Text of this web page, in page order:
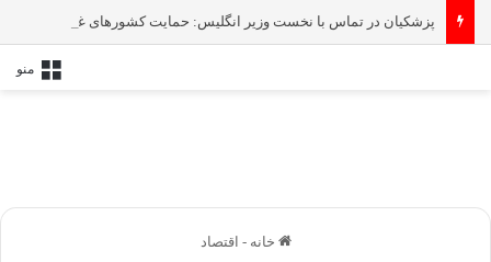
منو
خانه - اقتصاد